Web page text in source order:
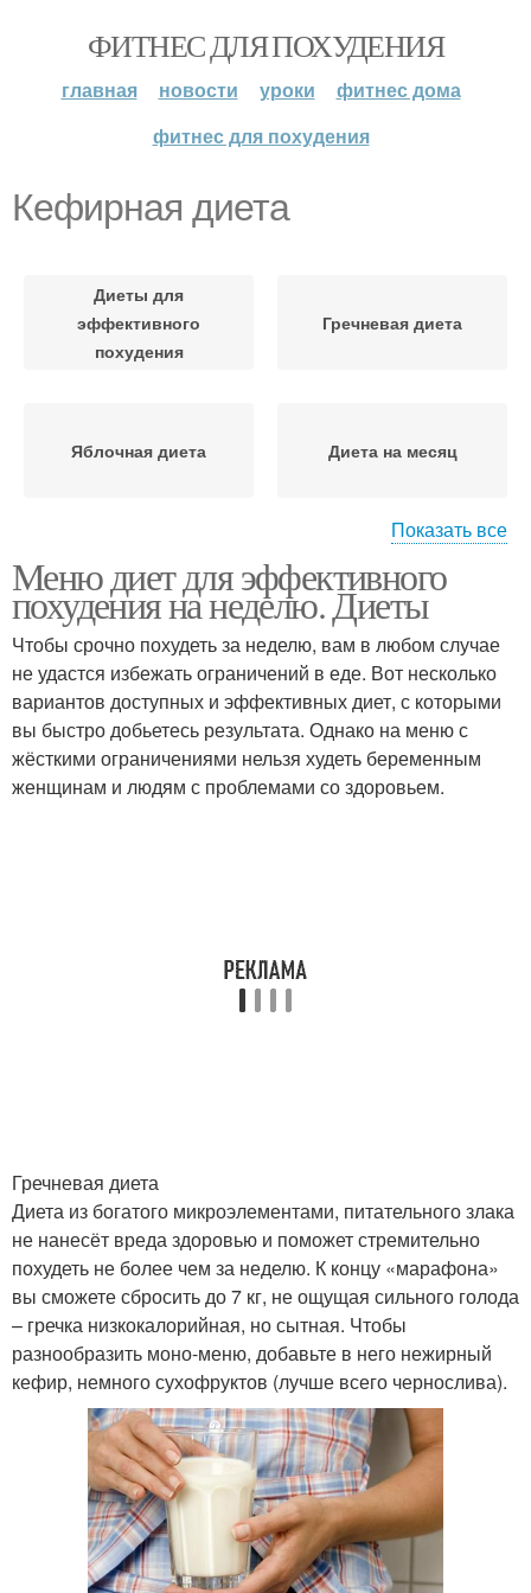
ФИТНЕС ДЛЯ ПОХУДЕНИЯ
главная новости уроки
фитнес дома
фитнес для похудения
Кефирная диета
Диеты для
эффективного
похудения
Гречневая диета
Яблочная диета Диета на месяц
Диета на неделю Эффективная диета
Диета для устранения
Диета с подробным
меню
Диета для сжигания Диета для похудения
Специальные диеты
Диеты для плоского
живота
Недельная диета Правильная диета
Диета для быстрого
Показать все
Меню диет для эффективного
похудения на неделю. Диеты
Чтобы срочно похудеть за неделю, вам в любом случае
не удастся избежать ограничений в еде. Вот несколько
вариантов доступных и эффективных диет, с которыми
вы быстро добьетесь результата. Однако на меню с
жёсткими ограничениями нельзя худеть беременным
женщинам и людям с проблемами со здоровьем.
Гречневая диета
Диета из богатого микроэлементами, питательного злака
не нанесёт вреда здоровью и поможет стремительно
похудеть не более чем за неделю. К концу «марафона»
вы сможете сбросить до 7 кг, не ощущая сильного голода
– гречка низкокалорийная, но сытная. Чтобы
разнообразить моно-меню, добавьте в него нежирный
кефир, немного сухофруктов (лучше всего чернослива).